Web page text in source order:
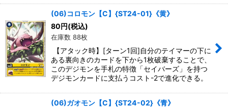
(06)コロモン【C】{ST24-01}《黄》
80 円(税込)
在庫数 88枚
【アタック時】[ターン1回]自分のテイマーの下に
ある裏向きのカードを下から1枚破棄することで、
このデジモンを手札の特徴「セイバーズ」を持つ
デジモンカードに支払うコスト-2で進化できる。
(06)ガオモン【C】{ST24-02}《青》